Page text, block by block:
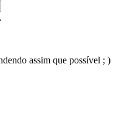
assim que possível ; )